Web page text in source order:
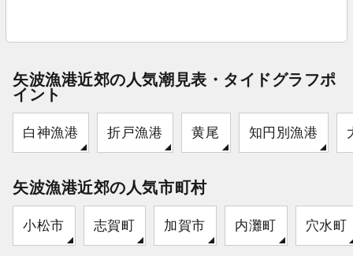
矢波漁港近郊の人気潮見表・タイドグラフポ
イント
白神漁港 折戸漁港 黄尾 知円別漁港
矢波漁港近郊の人気市町村
小松市 志賀町 加賀市 内灘町 穴水町